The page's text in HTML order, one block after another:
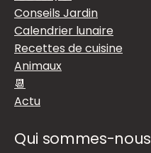
Conseils Jardin
Calendrier lunaire
Recettes de cuisine
Animaux
📆
Actu
Qui sommes-nous